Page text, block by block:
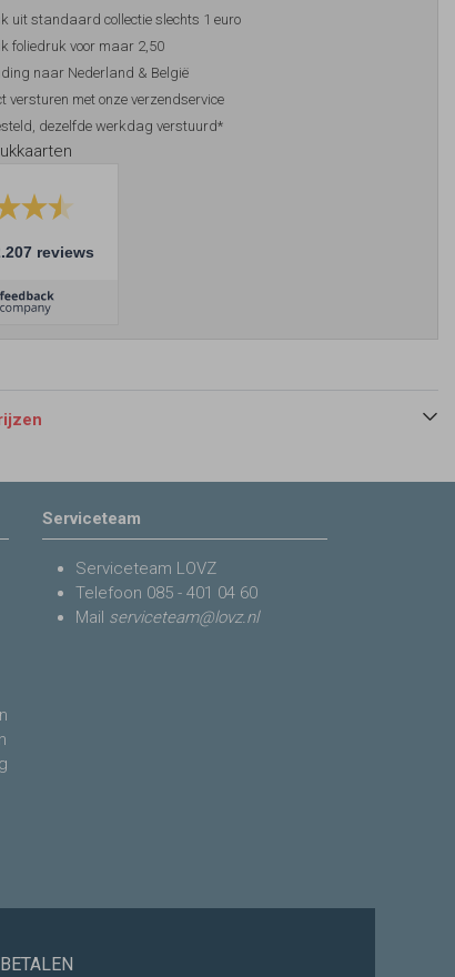
uit standaard collectie slechts 1 euro
foliedruk voor maar 2,50
naar Nederland & België
versturen met onze verzendservice
dezelfde werkdag verstuurd*
reviews
Serviceteam
Serviceteam LOVZ
Telefoon 085 - 401 04 60
Mail serviceteam@lovz.nl